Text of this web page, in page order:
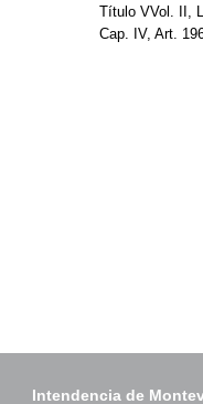
Título VVol. II,
Cap. IV, Art.
Intendencia de